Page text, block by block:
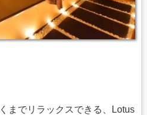
までリラックスできる、Lotus